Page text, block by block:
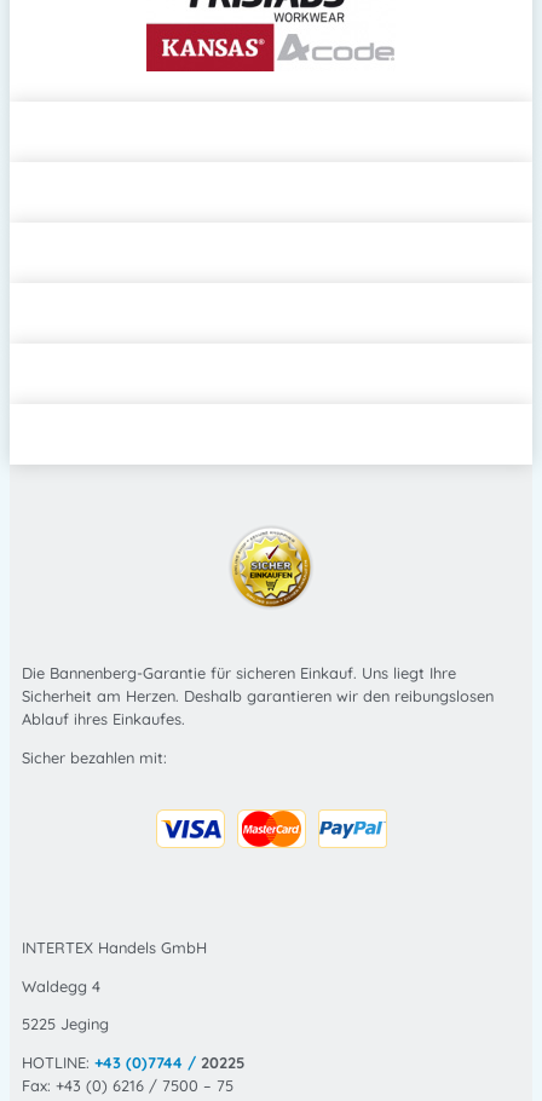
Die Bannenberg-Garantie für sicheren Einkauf. Uns liegt Ihre
Sicherheit am Herzen. Deshalb garantieren wir den reibungslosen
Ablauf ihres Einkaufes.
Sicher bezahlen mit:
INTERTEX Handels GmbH
Waldegg 4
5225 Jeging
HOTLINE: +43 (0)7744 / 20225
Fax: +43 (0) 6216 / 7500 – 75